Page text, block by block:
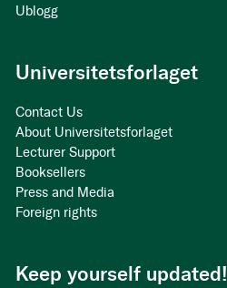
Ublogg
Universitetsforlaget
Contact Us
About Universitetsforlaget
Lecturer Support
Booksellers
Press and Media
Foreign rights
Keep yourself updated!